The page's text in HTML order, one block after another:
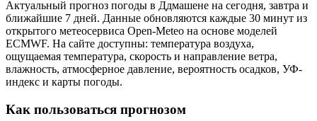
Актуальный прогноз погоды в Ддмашене на сегодня, завтра и
ближайшие 7 дней. Данные обновляются каждые 30 минут из
открытого метеосервиса Open-Meteo на основе моделей
ECMWF. На сайте доступны: температура воздуха,
ощущаемая температура, скорость и направление ветра,
влажность, атмосферное давление, вероятность осадков, УФ-
индекс и карты погоды.
Как пользоваться прогнозом